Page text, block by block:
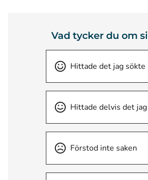
Vad tycker du om
Hittade det jag sökte
Hittade delvis det
Förstod inte saken